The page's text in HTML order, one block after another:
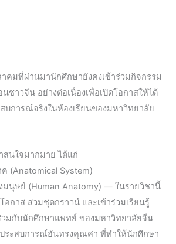
ที่ผ่านมานักศึกษายังคงเข้าร่วมกิจกรรม
นชาวจีน อย่างต่อเนื่องเพื่อเปิดโอกาสให้ได้
บการณ์จริงในห้องเรียนของมหาวิทยาลัย
นใจมากมาย ได้แก่
(Anatomical System)
มนุษย์ (Human Anatomy) — ในรายวิชานี้
อกาส สวมชุดกราวน์ และเข้าร่วมเรียนรู้
วมกับนักศึกษาแพทย์ ของมหาวิทยาลัยจีน
ระสบการณ์อันทรงคุณค่า ที่ทำให้นักศึกษา